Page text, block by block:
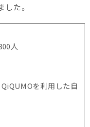
た。
人
を利用した自